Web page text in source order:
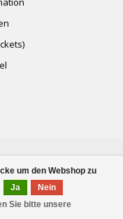
um den Webshop zu
Ja
Nein
Sie bitte unsere